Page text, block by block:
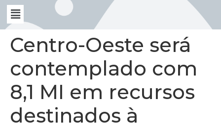
Centro-Oeste será
contemplado com
8,1 MI em recursos
destinados à